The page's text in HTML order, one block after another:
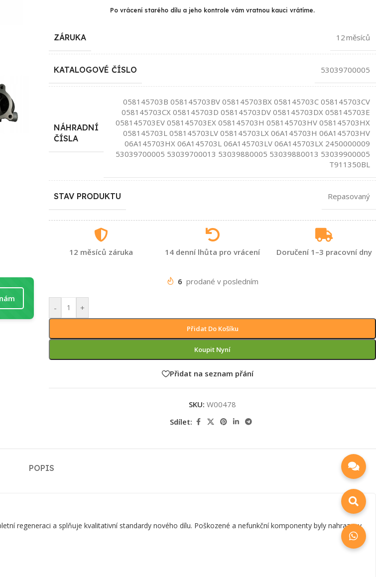
Po vrácení starého dílu a jeho kontrole vám vratnou kauci vrátíme.
ZÁRUKA 12 měsíců
KATALOGOVÉ ČÍSLO 53039700005
NÁHRADNÍ
ČÍSLA
058145703B 058145703BV 058145703BX 058145703C 058145703CV
058145703CX 058145703D 058145703DV 058145703DX 058145703E
058145703EV 058145703EX 058145703H 058145703HV 058145703HX
058145703L 058145703LV 058145703LX 06A145703H 06A145703HV
06A145703HX 06A145703L 06A145703LV 06A145703LX 2450000009
53039700005 53039700013 53039880005 53039880013 53039900005
T911350BL
STAV PRODUKTU Repasovaný
12 měsíců záruka 14 denní lhůta pro vrácení Doručení 1–3 pracovní dny
6 prodané v posledním
- +
Přidat Do Košíku
Koupit Nyní
Přidat na seznam přání
SKU: W00478
Sdílet:
POPIS
regeneraci a splňuje kvalitativní standardy nového dílu. Poškozené a nefunkční komponenty byly nahrazeny